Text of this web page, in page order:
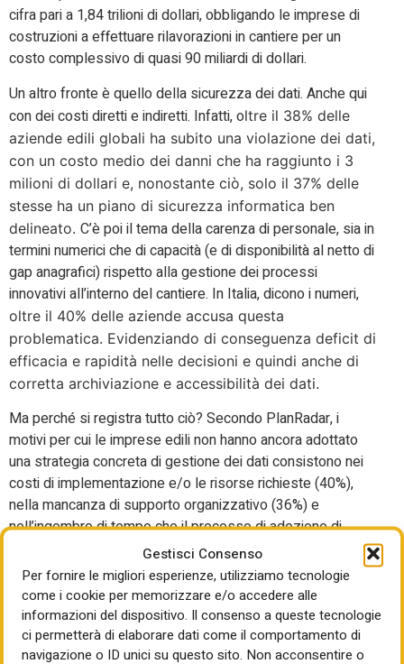
Gestisci Consenso
Per fornire le migliori esperienze, utilizziamo tecnologie
come i cookie per memorizzare e/o accedere alle
informazioni del dispositivo. Il consenso a queste tecnologie
ci permetterà di elaborare dati come il comportamento di
navigazione o ID unici su questo sito. Non acconsentire o
cifra pari a 1,84 trilioni di dollari, obbligando le imprese di
costruzioni a effettuare rilavorazioni in cantiere per un
costo complessivo di quasi 90 miliardi di dollari.
Un altro fronte è quello della sicurezza dei dati. Anche qui
con dei costi diretti e indiretti. Infatti, oltre il 38% delle
aziende edili globali ha subito una violazione dei dati,
con un costo medio dei danni che ha raggiunto i 3
milioni di dollari e, nonostante ciò, solo il 37% delle
stesse ha un piano di sicurezza informatica ben
delineato. C’è poi il tema della carenza di personale, sia in
termini numerici che di capacità (e di disponibilità al netto di
gap anagrafici) rispetto alla gestione dei processi
innovativi all’interno del cantiere. In Italia, dicono i numeri,
oltre il 40% delle aziende accusa questa
problematica. Evidenziando di conseguenza deficit di
efficacia e rapidità nelle decisioni e quindi anche di
corretta archiviazione e accessibilità dei dati.
Ma perché si registra tutto ciò? Secondo PlanRadar, i
motivi per cui le imprese edili non hanno ancora adottato
una strategia concreta di gestione dei dati consistono nei
costi di implementazione e/o le risorse richieste (40%),
nella mancanza di supporto organizzativo (36%) e
nell’ingombro di tempo che il processo di adozione di
soluzioni digitali richiederebbe (36%). Insomma, la filiera è
ancora restia a riconoscere quanto la corretta gestione dei
dati e delle informazioni incida sulla realizzazione dei
progetti edilizi. Eppure, i risparmi calcolati sono pari a sette
ore a settimana. Dunque, basterebbe questo come
incentivo o anche quello di evitare costi maggiorati ed